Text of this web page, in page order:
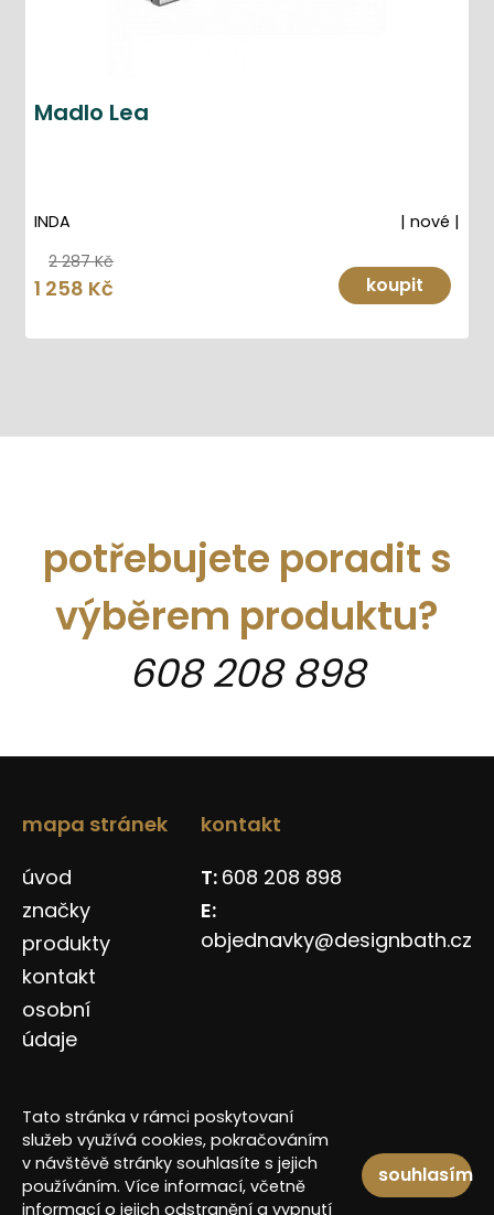
Madlo Lea
| nové |
INDA
koupit
2 287 Kč
1 258 Kč
potřebujete poradit s
výběrem produktu?
608 208 898
mapa stránek
úvod
značky
produkty
kontakt
osobní
údaje
kontakt
608 208 898
objednavky@designbath.cz
Copyright © 2026 Design Bath SE
Tato stránka v rámci poskytovaní
služeb využívá cookies, pokračováním
v návštěvě stránky souhlasíte s jejich
používáním. Více informací, včetně
informací o jejich odstranění a vypnutí
souhlasím